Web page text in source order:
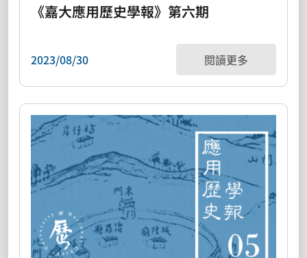
《嘉大應用歷史學報》第六期
2023/08/30 閱讀更多